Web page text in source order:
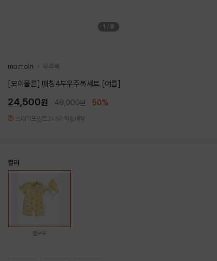
1 / 8
moimoln 우주복
[모이몰른] 매칭4부우주복세트 [여름]
24,500원 49,000원 50%
스타일포인트 245P 적립예정
컬러
옐로우